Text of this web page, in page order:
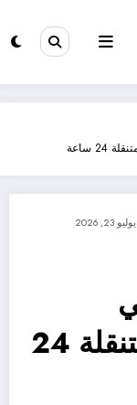
يوليو 23, 2026
98577474 خدمة متنقلة 24